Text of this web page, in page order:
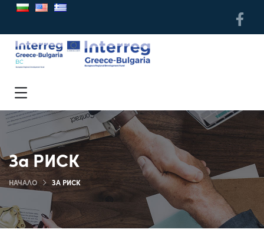
За РИСК
НАЧАЛО ЗА РИСК